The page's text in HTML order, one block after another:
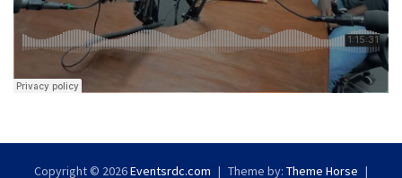
Copyright © 2026Eventsrdc.com Theme by: Theme Horse